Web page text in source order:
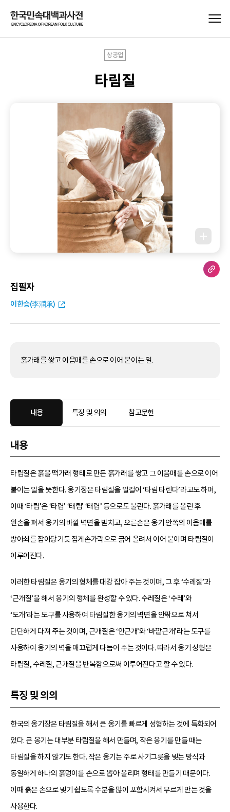
상공업
타림질
집필자
이한승(李澖承)
흙가래를 쌓고 이음매를 손으로 이어 붙이는 일.
내용 특징 및 의의 참고문헌
내용
타림질은 흙을 떡가래 형태로 만든 흙가래를 쌓고 그 이음매를 손으로 이어
붙이는 일을 뜻한다. 옹기장은 타림질을 일컬어 ‘타림 타린다’라고도 하며,
이때 ‘타림’은 ‘타렴’ ‘태림’ ‘태렴’ 등으로도 불린다. 흙가래를 올린 후
왼손을 펴서 옹기의 바깥 벽면을 받치고, 오른손은 옹기 안쪽의 이음매를
방아쇠를 잡아당기듯 집게손가락으로 긁어 올려서 이어 붙이며 타림질이
이루어진다.
이러한 타림질은 옹기의 형체를 대강 잡아 주는 것이며, 그 후 ‘수레질’과
‘근개질’을 해서 옹기의 형체를 완성할 수 있다. 수레질은 ‘수레’와
‘도개’라는 도구를 사용하여 타림질한 옹기의 벽면을 안팎으로 쳐서
단단하게 다져 주는 것이며, 근개질은 ‘안근개’와 ‘바깥근개’라는 도구를
사용하여 옹기의 벽을 매끄럽게 다듬어 주는 것이다. 따라서 옹기 성형은
타림질, 수레질, 근개질을 반복함으로써 이루어진다고 할 수 있다.
특징 및 의의
한국의 옹기장은 타림질을 해서 큰 옹기를 빠르게 성형하는 것에 특화되어
있다. 큰 옹기는 대부분 타림질을 해서 만들며, 작은 옹기를 만들 때는
타림질을 하지 않기도 한다. 작은 옹기는 주로 사기그릇을 빚는 방식과
동일하게 하나의 흙덩이를 손으로 뽑아 올리며 형태를 만들기 때문이다.
이때 흙은 손으로 빚기 쉽도록 수분을 많이 포함시켜서 무르게 만든 것을
사용한다.